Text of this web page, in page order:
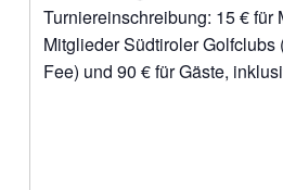
Turniereinschreibung: 15 € für
Mitglieder Südtiroler Golfclubs
Fee) und 90 € für Gäste,